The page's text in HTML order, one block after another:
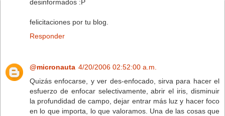
desinformados :P
felicitaciones por tu blog.
Responder
@micronauta 4/20/2006 02:52:00 a.m.
Quizás enfocarse, y ver des-enfocado, sirva para hacer el
esfuerzo de enfocar selectivamente, abrir el iris, disminuir
la profundidad de campo, dejar entrar más luz y hacer foco
en lo que importa, lo que valoramos. Una de las cosas que